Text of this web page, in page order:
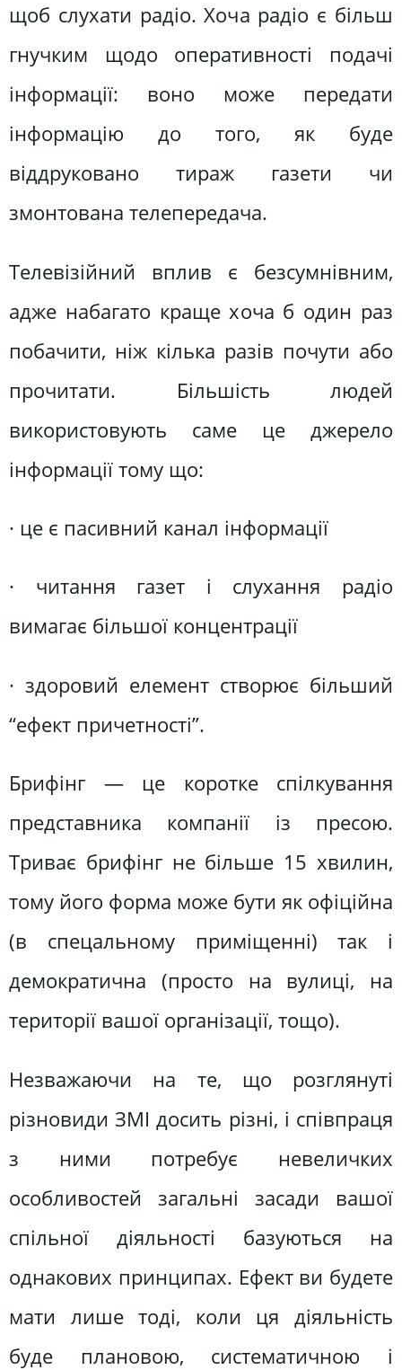
щоб слухати радіо. Хоча радіо є більш
гнучким щодо оперативності подачі
інформації: воно може передати
інформацію до того, як буде
віддруковано тираж газети чи
змонтована телепередача.
Телевізійний вплив є безсумнівним,
адже набагато краще хоча б один раз
побачити, ніж кілька разів почути або
прочитати. Більшість людей
використовують саме це джерело
інформації тому що:
· це є пасивний канал інформації
· читання газет і слухання радіо
вимагає більшої концентрації
· здоровий елемент створює більший
“ефект причетності”.
Брифінг — це коротке спілкування
представника компанії із пресою.
Триває брифінг не більше 15 хвилин,
тому його форма може бути як офіційна
(в спецальному приміщенні) так і
демократична (просто на вулиці, на
території вашої організації, тощо).
Незважаючи на те, що розглянуті
різновиди ЗМІ досить різні, і співпраця
з ними потребує невеличких
особливостей загальні засади вашої
спільної діяльності базуються на
однакових принципах. Ефект ви будете
мати лише тоді, коли ця діяльність
буде плановою, систематичною і